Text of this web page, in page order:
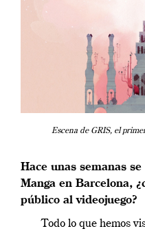
Escena de GRIS, el
Hace unas semanas
Manga en Barcelona,
público al videojuego?
Todo lo que hemos